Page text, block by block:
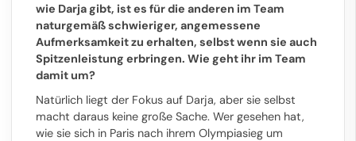
wie Darja gibt, ist es für die anderen im Team
naturgemäß schwieriger, angemessene
Aufmerksamkeit zu erhalten, selbst wenn sie auch
Spitzenleistung erbringen. Wie geht ihr im Team
damit um?
Natürlich liegt der Fokus auf Darja, aber sie selbst
macht daraus keine große Sache. Wer gesehen hat,
wie sie sich in Paris nach ihrem Olympiasieg um